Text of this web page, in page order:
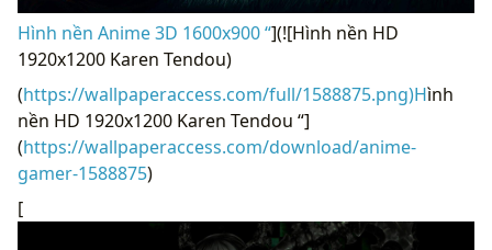
Hình nền Anime 3D 1600x900 “](![Hình nền HD
1920x1200 Karen Tendou)
(https://wallpaperaccess.com/full/1588875.png)Hình
nền HD 1920x1200 Karen Tendou “]
(https://wallpaperaccess.com/download/anime-
gamer-1588875)
[